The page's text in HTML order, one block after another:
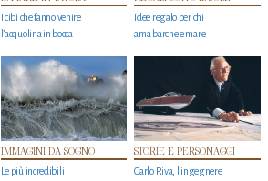
I cibi che fanno venire
l’acquolina in bocca
Idee regalo per chi
ama barche e mare
IMMAGINI DA SOGNO
Le più incredibili
STORIE E PERSONAGGI
Carlo Riva, l’ingegnere